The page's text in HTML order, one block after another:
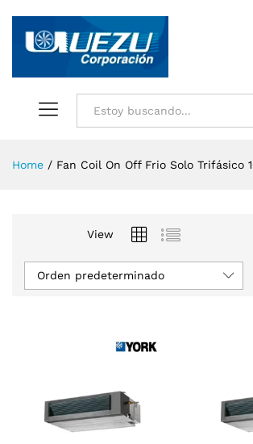
Home / Fan Coil On Off Frio Solo Trifásico
View
Orden predeterminado